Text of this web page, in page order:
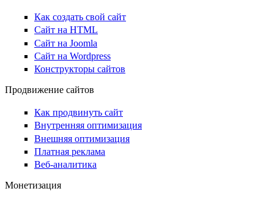
Как создать свой сайт
Сайт на HTML
Сайт на Joomla
Сайт на Wordpress
Конструкторы сайтов
Продвижение сайтов
Как продвинуть сайт
Внутренняя оптимизация
Внешняя оптимизация
Платная реклама
Веб-аналитика
Монетизация